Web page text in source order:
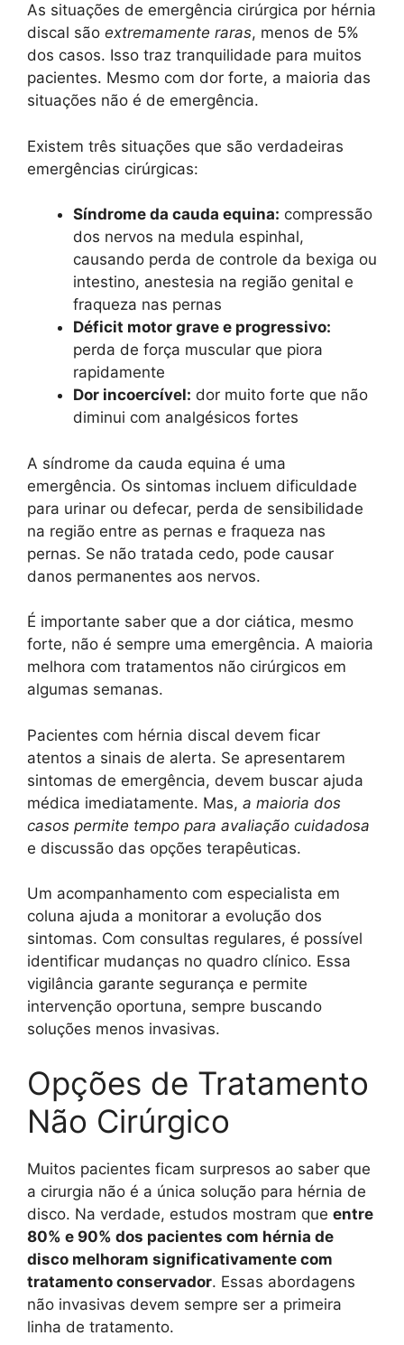
As situações de emergência cirúrgica por hérnia
discal são extremamente raras, menos de 5%
dos casos. Isso traz tranquilidade para muitos
pacientes. Mesmo com dor forte, a maioria das
situações não é de emergência.
Existem três situações que são verdadeiras
emergências cirúrgicas:
Síndrome da cauda equina: compressão
dos nervos na medula espinhal,
causando perda de controle da bexiga ou
intestino, anestesia na região genital e
fraqueza nas pernas
Déficit motor grave e progressivo:
perda de força muscular que piora
rapidamente
Dor incoercível: dor muito forte que não
diminui com analgésicos fortes
A síndrome da cauda equina é uma
emergência. Os sintomas incluem dificuldade
para urinar ou defecar, perda de sensibilidade
na região entre as pernas e fraqueza nas
pernas. Se não tratada cedo, pode causar
danos permanentes aos nervos.
É importante saber que a dor ciática, mesmo
forte, não é sempre uma emergência. A maioria
melhora com tratamentos não cirúrgicos em
algumas semanas.
Pacientes com hérnia discal devem ficar
atentos a sinais de alerta. Se apresentarem
sintomas de emergência, devem buscar ajuda
médica imediatamente. Mas, a maioria dos
casos permite tempo para avaliação cuidadosa
e discussão das opções terapêuticas.
Um acompanhamento com especialista em
coluna ajuda a monitorar a evolução dos
sintomas. Com consultas regulares, é possível
identificar mudanças no quadro clínico. Essa
vigilância garante segurança e permite
intervenção oportuna, sempre buscando
soluções menos invasivas.
Opções de Tratamento
Não Cirúrgico
Muitos pacientes ficam surpresos ao saber que
a cirurgia não é a única solução para hérnia de
disco. Na verdade, estudos mostram que entre
80% e 90% dos pacientes com hérnia de
disco melhoram significativamente com
tratamento conservador. Essas abordagens
não invasivas devem sempre ser a primeira
linha de tratamento.